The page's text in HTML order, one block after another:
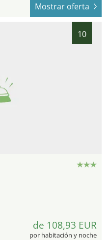
Mostrar oferta
10
de 108,93 EUR
por habitación y noche